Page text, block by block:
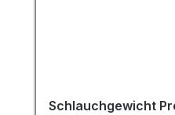
Schlauchgewicht